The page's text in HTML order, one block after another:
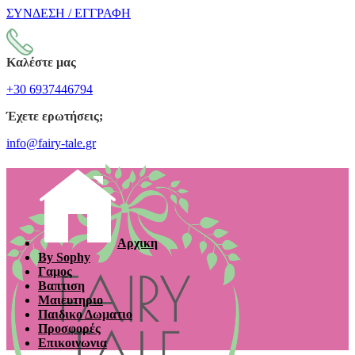
ΣΥΝΔΕΣΗ / ΕΓΓΡΑΦΗ
Καλέστε μας
+30 6937446794
Έχετε ερωτήσεις;
info@fairy-tale.gr
Αρχικη
By Sophy
Γαμος
Βαπτιση
Μαιευτηριο
Παιδικο Δωματιο
Προσφορές
Επικοινωνια